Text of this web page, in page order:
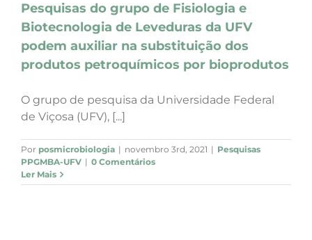
Pesquisas do grupo de Fisiologia e
Biotecnologia de Leveduras da UFV
podem auxiliar na substituição dos
produtos petroquímicos por bioprodutos
O grupo de pesquisa da Universidade Federal
de Viçosa (UFV), [...]
Por posmicrobiologia | novembro 3rd, 2021 | Pesquisas
PPGMBA-UFV | 0 Comentários
Ler Mais